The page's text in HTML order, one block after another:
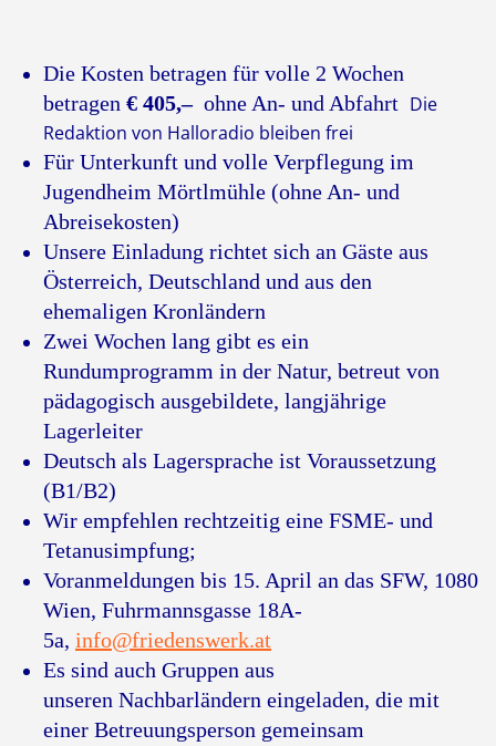
Die Kosten betragen für volle 2 Wochen
betragen € 405,–ohne An- und Abfahrt Die
Redaktion von Halloradio bleiben frei
Für Unterkunft und volle Verpflegung im
Jugendheim Mörtlmühle (ohne An- und
Abreisekosten)
Unsere Einladung richtet sich an Gäste aus
Österreich, Deutschland und aus den
ehemaligen Kronländern
Zwei Wochen lang gibt es ein
Rundumprogramm in der Natur, betreut von
pädagogisch ausgebildete, langjährige
Lagerleiter
Deutsch als Lagersprache ist Voraussetzung
(B1/B2)
Wir empfehlen rechtzeitig eine FSME- und
Tetanusimpfung;
Voranmeldungen bis 15. April an das SFW, 1080
Wien, Fuhrmannsgasse 18A-
5a, info@friedenswerk.at
Es sind auch Gruppen aus
unseren Nachbarländern eingeladen, die mit
einer Betreuungsperson gemeinsam